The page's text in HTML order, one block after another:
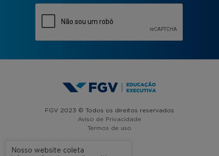
FGV 2023 © Todos os direitos reservados
Aviso de Privacidade
Termos de uso
Nosso website coleta